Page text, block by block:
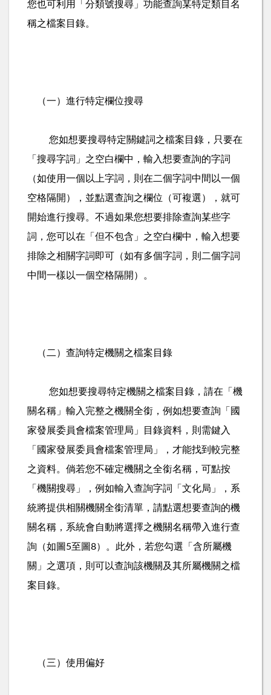
您也可利用「分類號搜尋」功能查詢某特定類目名
稱之檔案目錄。
（一）進行特定欄位搜尋
您如想要搜尋特定關鍵詞之檔案目錄，只要在
「搜尋字詞」之空白欄中，輸入想要查詢的字詞
（如使用一個以上字詞，則在二個字詞中間以一個
空格隔開），並點選查詢之欄位（可複選），就可
開始進行搜尋。不過如果您想要排除查詢某些字
詞，您可以在「但不包含」之空白欄中，輸入想要
排除之相關字詞即可（如有多個字詞，則二個字詞
中間一樣以一個空格隔開）。
（二）查詢特定機關之檔案目錄
您如想要搜尋特定機關之檔案目錄，請在「機
關名稱」輸入完整之機關全銜，例如想要查詢「國
家發展委員會檔案管理局」目錄資料，則需鍵入
「國家發展委員會檔案管理局」，才能找到較完整
之資料。倘若您不確定機關之全銜名稱，可點按
「機關搜尋」，例如輸入查詢字詞「文化局」，系
統將提供相關機關全銜清單，請點選想要查詢的機
關名稱，系統會自動將選擇之機關名稱帶入進行查
詢（如圖 5至圖8）。此外，若您勾選「含所屬機
關」之選項，則可以查詢該機關及其所屬機關之檔
案目錄。
（三）使用偏好